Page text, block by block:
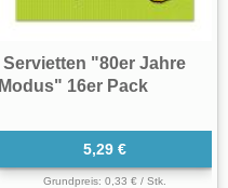
Servietten "80er Jahre
Modus" 16er Pack
5,29 €
Grundpreis: 0,33 € / Stk.